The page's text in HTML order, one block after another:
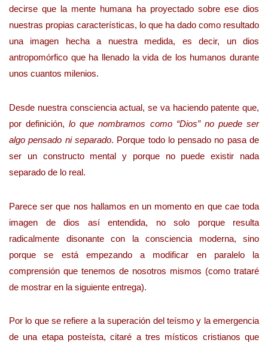
decirse que la mente humana ha proyectado sobre ese dios
nuestras propias características, lo que ha dado como resultado
una imagen hecha a nuestra medida, es decir, un dios
antropomórfico que ha llenado la vida de los humanos durante
unos cuantos milenios.
Desde nuestra consciencia actual, se va haciendo patente que,
por definición,lo que nombramos como “Dios” no puede ser
algo pensado ni separado. Porque todo lo pensado no pasa de
ser un constructo mental y porque no puede existir nada
separado de lo real.
Parece ser que nos hallamos en un momento en que cae toda
imagen de dios así entendida, no solo porque resulta
radicalmente disonante con la consciencia moderna, sino
porque se está empezando a modificar en paralelo la
comprensión que tenemos de nosotros mismos (como trataré
de mostrar en la siguiente entrega).
Por lo que se refiere a la superación del teísmo y la emergencia
de una etapa posteísta, citaré a tres místicos cristianos que